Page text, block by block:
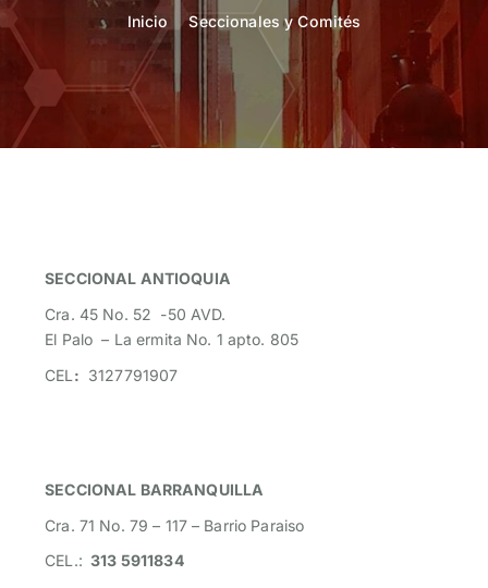
Inicio Seccionales y Comités
SECCIONAL ANTIOQUIA
Cra. 45 No. 52 -50 AVD.
El Palo – La ermita No. 1 apto. 805
CEL: 3127791907
SECCIONAL BARRANQUILLA
Cra. 71 No. 79 – 117 – Barrio Paraiso
CEL.: 313 5911834